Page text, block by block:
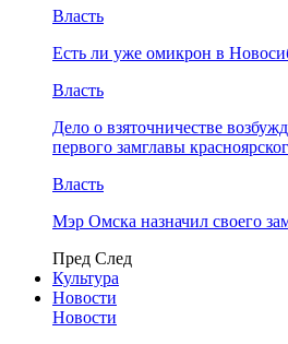
Власть
Есть ли уже омикрон в
Власть
Дело о взяточничестве
первого замглавы
Власть
Мэр Омска назначил своего
Пред След
Культура
Новости
Новости